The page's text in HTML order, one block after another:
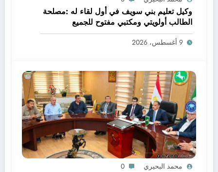
وكيل تعليم بني سويف في أول لقاء له :مصلحة
الطالب أولويتي ومكتبي مفتوح للجميع
9 أغسطس، 2026
محمد البحيري 0